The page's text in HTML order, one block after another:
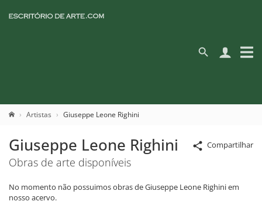
Artistas Giuseppe Leone Righini
Compartilhar
Giuseppe Leone Righini
Obras de arte disponíveis
No momento não possuimos obras de Giuseppe Leone Righini em
nosso acervo.